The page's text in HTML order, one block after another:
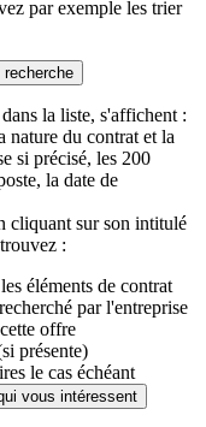
par exemple les trier
la liste, s'affichent :
du contrat et la
si précisé, les 200
la date de
cliquant sur son intitulé
:
éléments de contrat
par l'entreprise
offre
présente)
le cas échéant
vous intéressent